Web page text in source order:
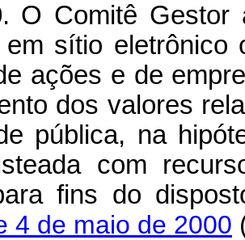
O Comitê
em sítio
ações e de
dos valores
pública, na
com
fins do
4 de maio de 2000